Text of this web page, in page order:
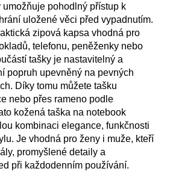
umožňuje pohodlný přístup k
uložené věci před vypadnutím.
zipová kapsa vhodná pro
telefonu, peněženky nebo
tašky je nastavitelný a
popruh upevněný na pevných
Díky tomu můžete tašku
nebo přes rameno podle
kožená taška na notebook
kombinaci elegance, funkčnosti
Je vhodná pro ženy i muže, kteří
promyšlené detaily a
při každodenním používání.